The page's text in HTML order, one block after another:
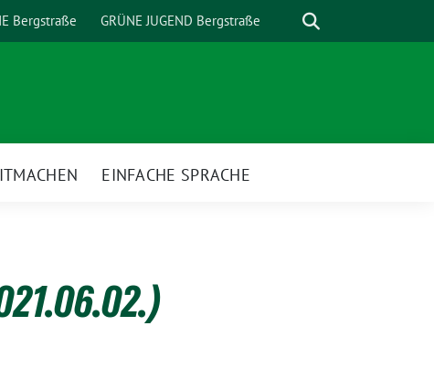
Bergstraße GRÜNE JUGEND Bergstraße Suche
EINFACHE SPRACHE